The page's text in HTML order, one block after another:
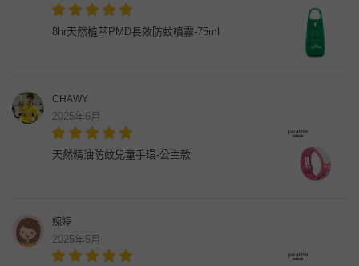
8hr天然植萃PMD長效防蚊噴霧-75ml
CHAWY
2025年6月
天然精油防蚊兒童手環-公主款
婉婷
2025年5月